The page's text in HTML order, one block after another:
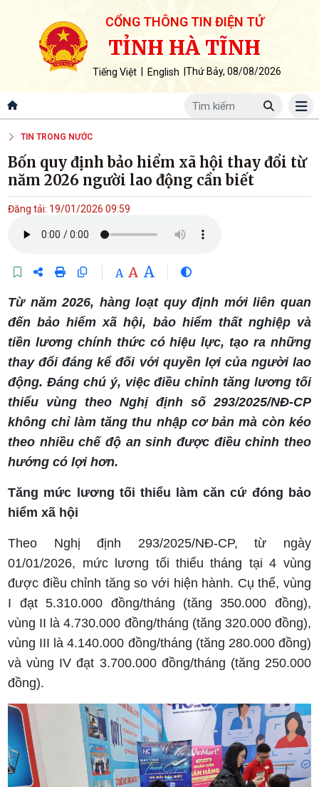
CỔNG THÔNG TIN ĐIỆN TỬ
TỈNH HÀ TĨNH
Tiếng Việt English Thứ Bảy, 08/08/2026
TIN TRONG NƯỚC
Bốn quy định bảo hiểm xã hội thay đổi từ
năm 2026 người lao động cần biết
Đăng tải: 19/01/2026 09:59
A A A
Từ năm 2026, hàng loạt quy định mới liên quan
đến bảo hiểm xã hội, bảo hiểm thất nghiệp và
tiền lương chính thức có hiệu lực, tạo ra những
thay đổi đáng kể đối với quyền lợi của người lao
động. Đáng chú ý, việc điều chỉnh tăng lương tối
thiểu vùng theo Nghị định số 293/2025/NĐ-CP
không chỉ làm tăng thu nhập cơ bản mà còn kéo
theo nhiều chế độ an sinh được điều chỉnh theo
hướng có lợi hơn.
Tăng mức lương tối thiểu làm căn cứ đóng bảo
hiểm xã hội
Theo Nghị định 293/2025/NĐ-CP, từ ngày
01/01/2026, mức lương tối thiểu tháng tại 4 vùng
được điều chỉnh tăng so với hiện hành. Cụ thể, vùng
I đạt 5.310.000 đồng/tháng (tăng 350.000 đồng),
vùng II là 4.730.000 đồng/tháng (tăng 320.000 đồng),
vùng III là 4.140.000 đồng/tháng (tăng 280.000 đồng)
và vùng IV đạt 3.700.000 đồng/tháng (tăng 250.000
đồng).